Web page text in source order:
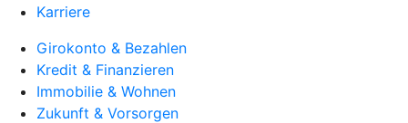
Karriere
Girokonto & Bezahlen
Kredit & Finanzieren
Immobilie & Wohnen
Zukunft & Vorsorgen